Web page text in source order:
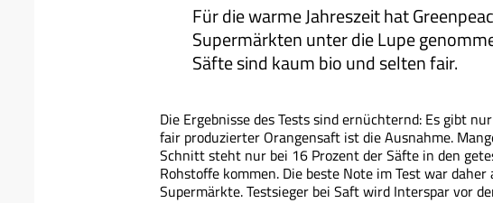
Für die warme Jahreszeit hat
Super­märkten unter die Lupe
Säfte sind kaum bio und selten fair.
Die Ergebnisse des Tests sind ernüchternd: Es gibt
fair produzierter Orangensaft ist die Ausnahme.
Schnitt steht nur bei 16 Prozent der Säfte in den
Rohstoffe kommen. Die beste Note im Test war
Supermärkte. Testsieger bei Saft wird Interspar vor